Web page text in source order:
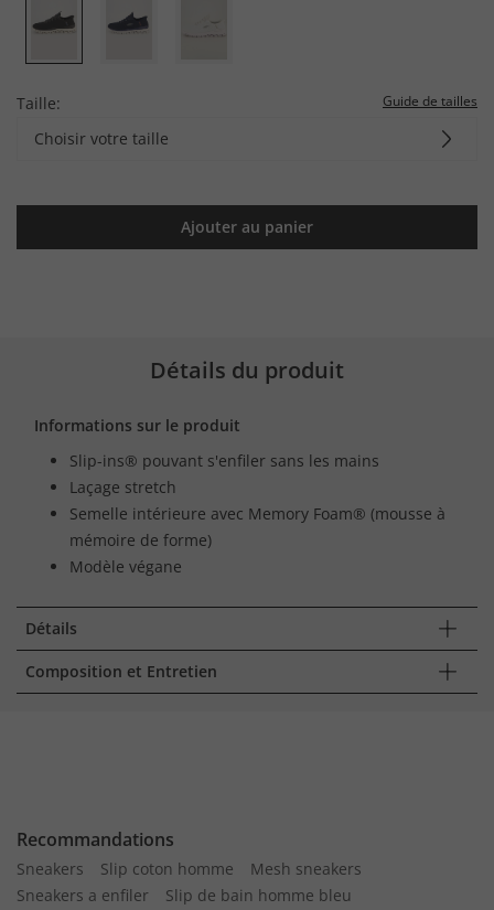
Taille: Guide de tailles
Choisir votre taille
Ajouter au panier
Détails du produit
Informations sur le produit
Slip-ins® pouvant s'enfiler sans les mains
Laçage stretch
Semelle intérieure avec Memory Foam® (mousse à
mémoire de forme)
Modèle végane
Détails
Composition et Entretien
Recommandations
Sneakers Slip coton homme
Mesh sneakers
Sneakers a enfiler
Slip de bain homme bleu